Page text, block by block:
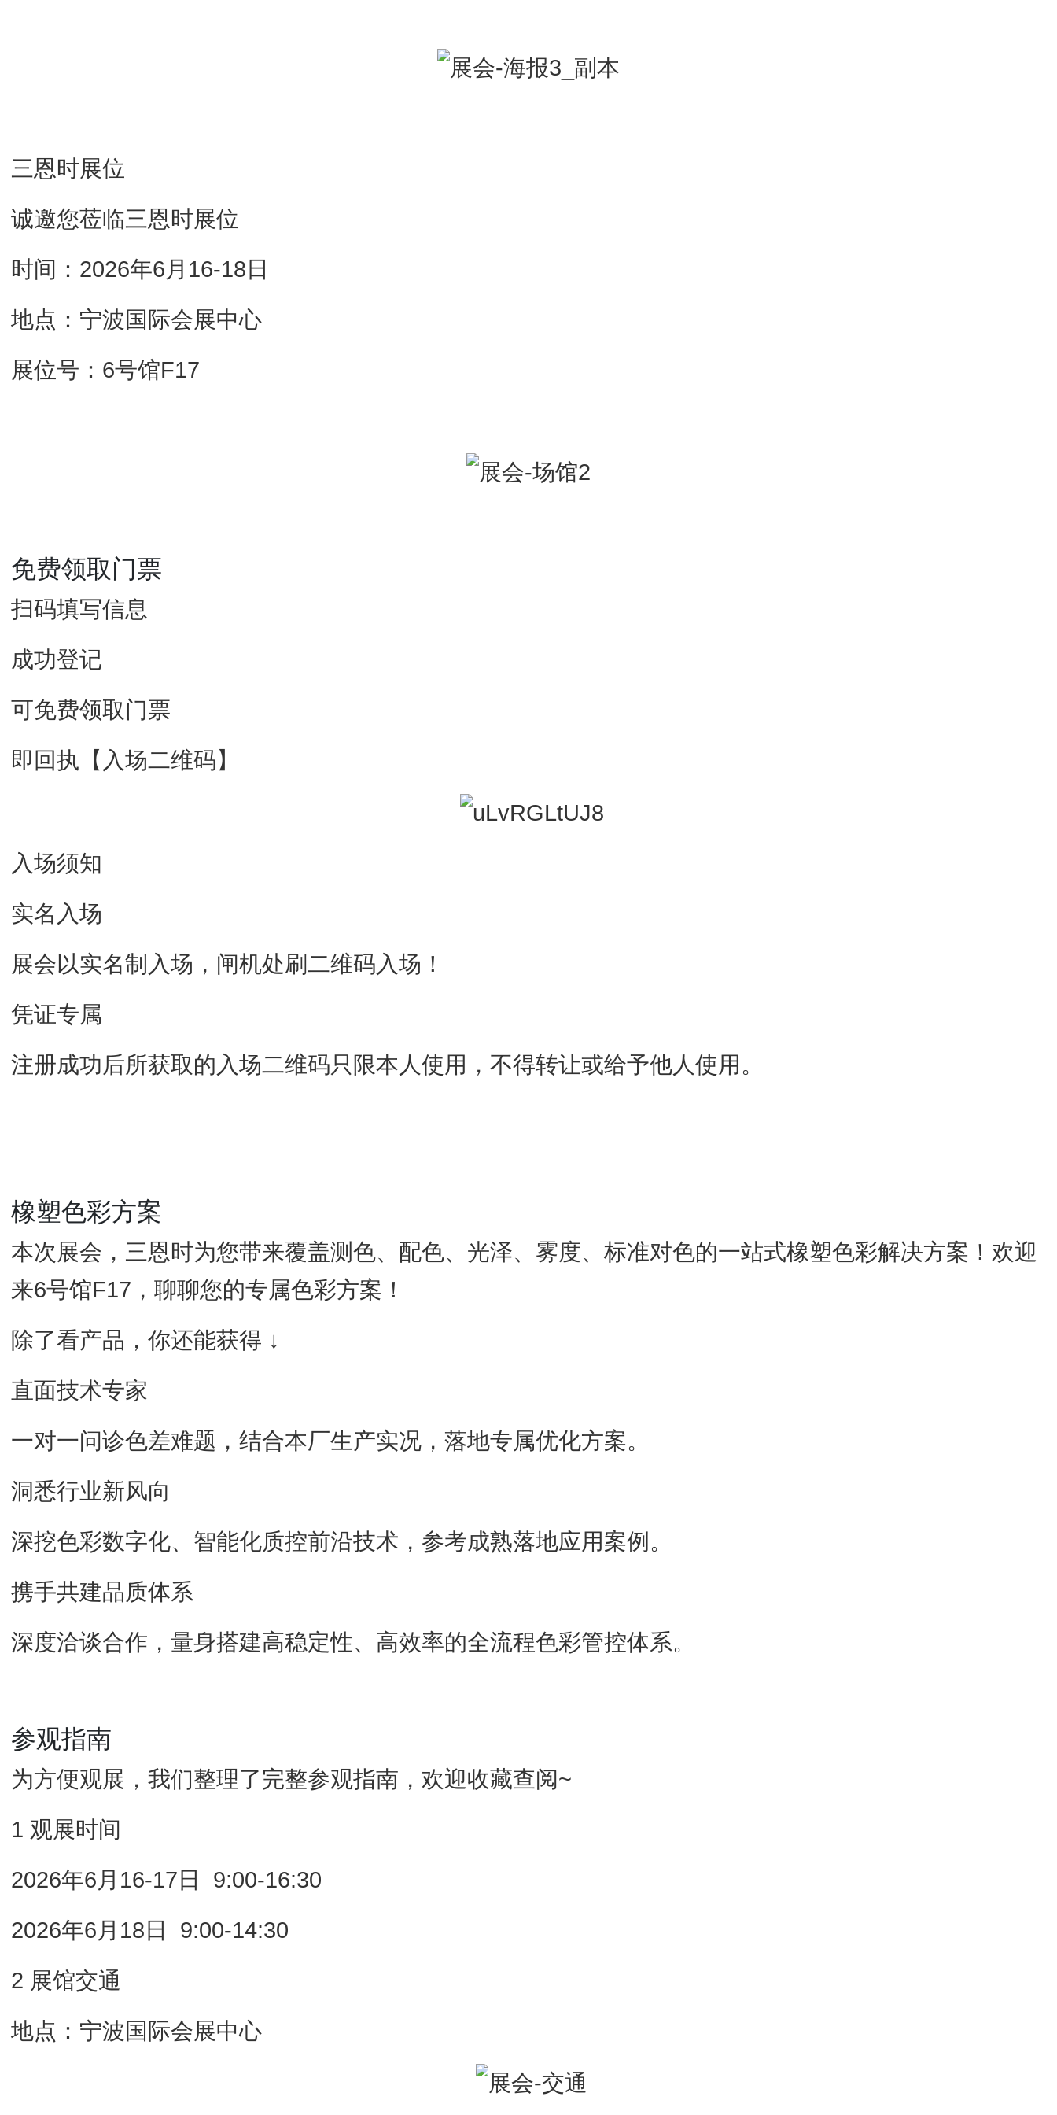
三恩时展位
诚邀您莅临三恩时展位
时间：2026年6月16-18日
地点：宁波国际会展中心
展位号：6号馆F17
免费领取门票
扫码填写信息
成功登记
可免费领取门票
即回执【入场二维码】
入场须知
实名入场
展会以实名制入场，闸机处刷二维码入场！
凭证专属
注册成功后所获取的入场二维码只限本人使用，不得转让或给予他人使用。
橡塑色彩方案
本次展会，三恩时为您带来覆盖测色、配色、光泽、雾度、标准对色的一站式橡塑色彩解决方案！欢迎
来6号馆F17，聊聊您的专属色彩方案！
除了看产品，你还能获得 ↓
直面技术专家
一对一问诊色差难题，结合本厂生产实况，落地专属优化方案。
洞悉行业新风向
深挖色彩数字化、智能化质控前沿技术，参考成熟落地应用案例。
携手共建品质体系
深度洽谈合作，量身搭建高稳定性、高效率的全流程色彩管控体系。
参观指南
为方便观展，我们整理了完整参观指南，欢迎收藏查阅~
1 观展时间
2026年6月16-17日 9:00-16:30
2026年6月18日 9:00-14:30
2 展馆交通
地点：宁波国际会展中心